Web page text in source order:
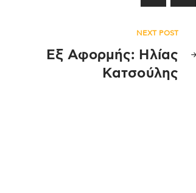
NEXT POST
Εξ Αφορμής: Ηλίας
Κατσούλης